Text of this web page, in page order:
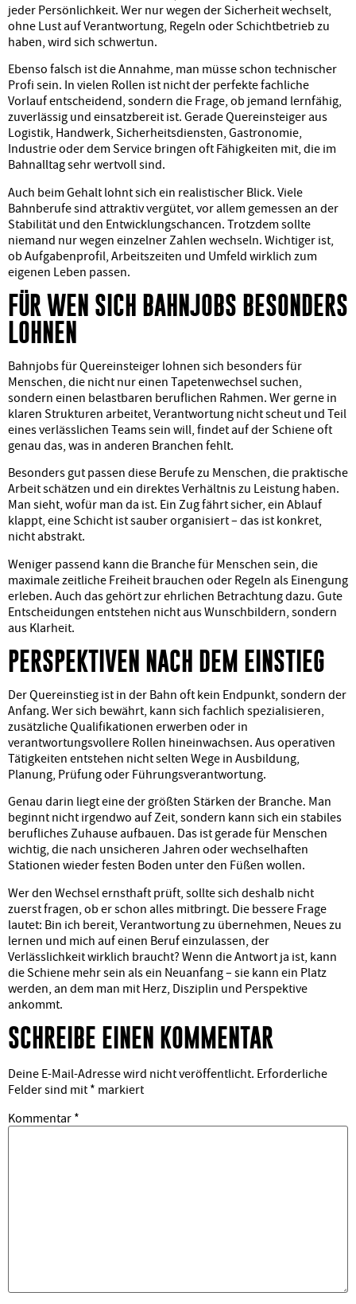
jeder Persönlichkeit. Wer nur wegen der Sicherheit wechselt,
ohne Lust auf Verantwortung, Regeln oder Schichtbetrieb zu
haben, wird sich schwertun.
Ebenso falsch ist die Annahme, man müsse schon technischer
Profi sein. In vielen Rollen ist nicht der perfekte fachliche
Vorlauf entscheidend, sondern die Frage, ob jemand lernfähig,
zuverlässig und einsatzbereit ist. Gerade Quereinsteiger aus
Logistik, Handwerk, Sicherheitsdiensten, Gastronomie,
Industrie oder dem Service bringen oft Fähigkeiten mit, die im
Bahnalltag sehr wertvoll sind.
Auch beim Gehalt lohnt sich ein realistischer Blick. Viele
Bahnberufe sind attraktiv vergütet, vor allem gemessen an der
Stabilität und den Entwicklungschancen. Trotzdem sollte
niemand nur wegen einzelner Zahlen wechseln. Wichtiger ist,
ob Aufgabenprofil, Arbeitszeiten und Umfeld wirklich zum
eigenen Leben passen.
FÜR WEN SICH BAHNJOBS BESONDERS
LOHNEN
Bahnjobs für Quereinsteiger lohnen sich besonders für
Menschen, die nicht nur einen Tapetenwechsel suchen,
sondern einen belastbaren beruflichen Rahmen. Wer gerne in
klaren Strukturen arbeitet, Verantwortung nicht scheut und Teil
eines verlässlichen Teams sein will, findet auf der Schiene oft
genau das, was in anderen Branchen fehlt.
Besonders gut passen diese Berufe zu Menschen, die praktische
Arbeit schätzen und ein direktes Verhältnis zu Leistung haben.
Man sieht, wofür man da ist. Ein Zug fährt sicher, ein Ablauf
klappt, eine Schicht ist sauber organisiert – das ist konkret,
nicht abstrakt.
Weniger passend kann die Branche für Menschen sein, die
maximale zeitliche Freiheit brauchen oder Regeln als Einengung
erleben. Auch das gehört zur ehrlichen Betrachtung dazu. Gute
Entscheidungen entstehen nicht aus Wunschbildern, sondern
aus Klarheit.
PERSPEKTIVEN NACH DEM EINSTIEG
Der Quereinstieg ist in der Bahn oft kein Endpunkt, sondern der
Anfang. Wer sich bewährt, kann sich fachlich spezialisieren,
zusätzliche Qualifikationen erwerben oder in
verantwortungsvollere Rollen hineinwachsen. Aus operativen
Tätigkeiten entstehen nicht selten Wege in Ausbildung,
Planung, Prüfung oder Führungsverantwortung.
Genau darin liegt eine der größten Stärken der Branche. Man
beginnt nicht irgendwo auf Zeit, sondern kann sich ein stabiles
berufliches Zuhause aufbauen. Das ist gerade für Menschen
wichtig, die nach unsicheren Jahren oder wechselhaften
Stationen wieder festen Boden unter den Füßen wollen.
Wer den Wechsel ernsthaft prüft, sollte sich deshalb nicht
zuerst fragen, ob er schon alles mitbringt. Die bessere Frage
lautet: Bin ich bereit, Verantwortung zu übernehmen, Neues zu
lernen und mich auf einen Beruf einzulassen, der
Verlässlichkeit wirklich braucht? Wenn die Antwort ja ist, kann
die Schiene mehr sein als ein Neuanfang – sie kann ein Platz
werden, an dem man mit Herz, Disziplin und Perspektive
ankommt.
SCHREIBE EINEN KOMMENTAR
Deine E-Mail-Adresse wird nicht veröffentlicht. Erforderliche
Felder sind mit * markiert
Kommentar *